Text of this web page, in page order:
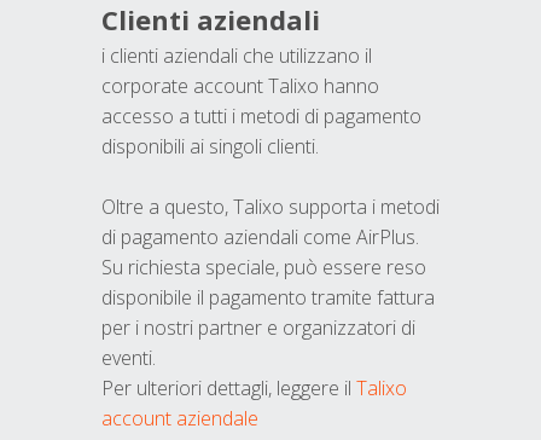
Clienti aziendali
i clienti aziendali che utilizzano il
corporate account Talixo hanno
accesso a tutti i metodi di pagamento
disponibili ai singoli clienti.
Oltre a questo, Talixo supporta i metodi
di pagamento aziendali come AirPlus.
Su richiesta speciale, può essere reso
disponibile il pagamento tramite fattura
per i nostri partner e organizzatori di
eventi.
Per ulteriori dettagli, leggere il Talixo
account aziendale